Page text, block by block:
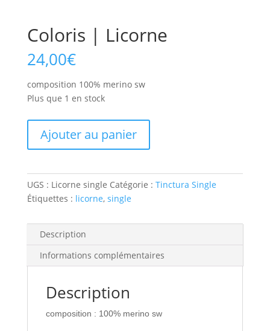
Coloris | Licorne
24,00€
composition 100% merino sw
Plus que 1 en stock
Coloris
Licorne
Ajouter au panier
UGS : Licorne single Catégorie : Tinctura Single
Étiquettes : licorne, single
Description
Informations complémentaires
Description
composition : 100% merino sw